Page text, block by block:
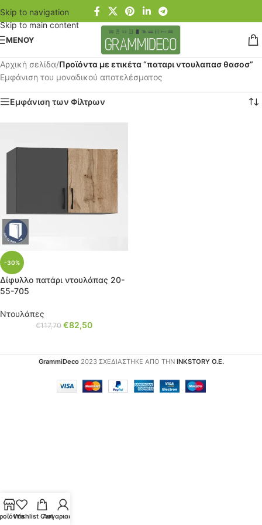
Skip to navigation
Skip to main content
ΜΕΝΟΥ
Αρχική σελίδα/Προϊόντα με ετικέτα “παταρι ντουλαπασ θασοσ”
Εμφάνιση του μοναδικού αποτελέσματος
Εμφάνιση των Φίλτρων
-30%
Δίφυλλο πατάρι ντουλάπας 20-
55-705
Ντουλάπες
€117,70 €82,50
GrammiDeco 2023 ΣΧΕΔΙΑΣΤΗΚΕ ΑΠΟ ΤΗΝ INKSTORY Ο.Ε.
Wishlist Cart
Λογαριασμός